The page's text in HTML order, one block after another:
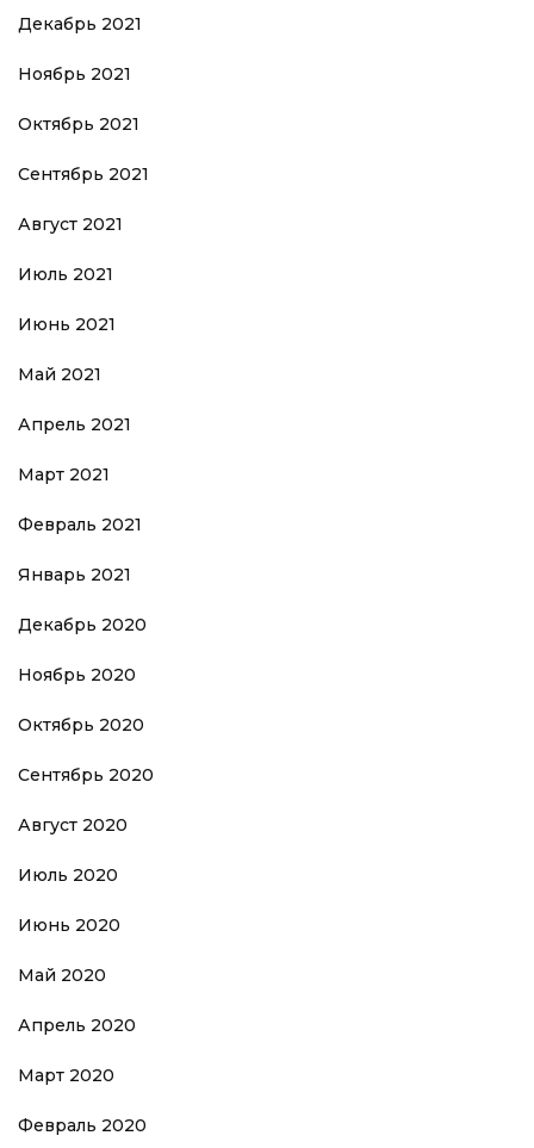
Декабрь 2021
Ноябрь 2021
Октябрь 2021
Сентябрь 2021
Август 2021
Июль 2021
Июнь 2021
Май 2021
Апрель 2021
Март 2021
Февраль 2021
Январь 2021
Декабрь 2020
Ноябрь 2020
Октябрь 2020
Сентябрь 2020
Август 2020
Июль 2020
Июнь 2020
Май 2020
Апрель 2020
Март 2020
Февраль 2020